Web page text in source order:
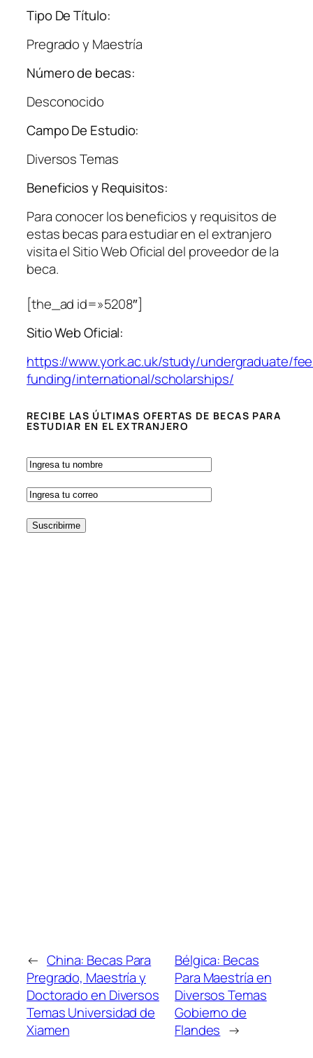
Tipo De Título:
Pregrado y Maestría
Número de becas:
Desconocido
Campo De Estudio:
Diversos Temas
Beneficios y Requisitos:
Para conocer los beneficios y requisitos de
estas becas para estudiar en el extranjero
visita el Sitio Web Oficial del proveedor de la
beca.
[the_ad id=»5208″]
Sitio Web Oficial:
https://www.york.ac.uk/study/undergraduate/
funding/international/scholarships/
RECIBE LAS ÚLTIMAS OFERTAS DE BECAS PARA
ESTUDIAR EN EL EXTRANJERO
← China: Becas Para
Pregrado, Maestría y
Doctorado en Diversos
Temas Universidad de
Xiamen
Bélgica: Becas
Para Maestría en
Diversos Temas
Gobierno de
Flandes →